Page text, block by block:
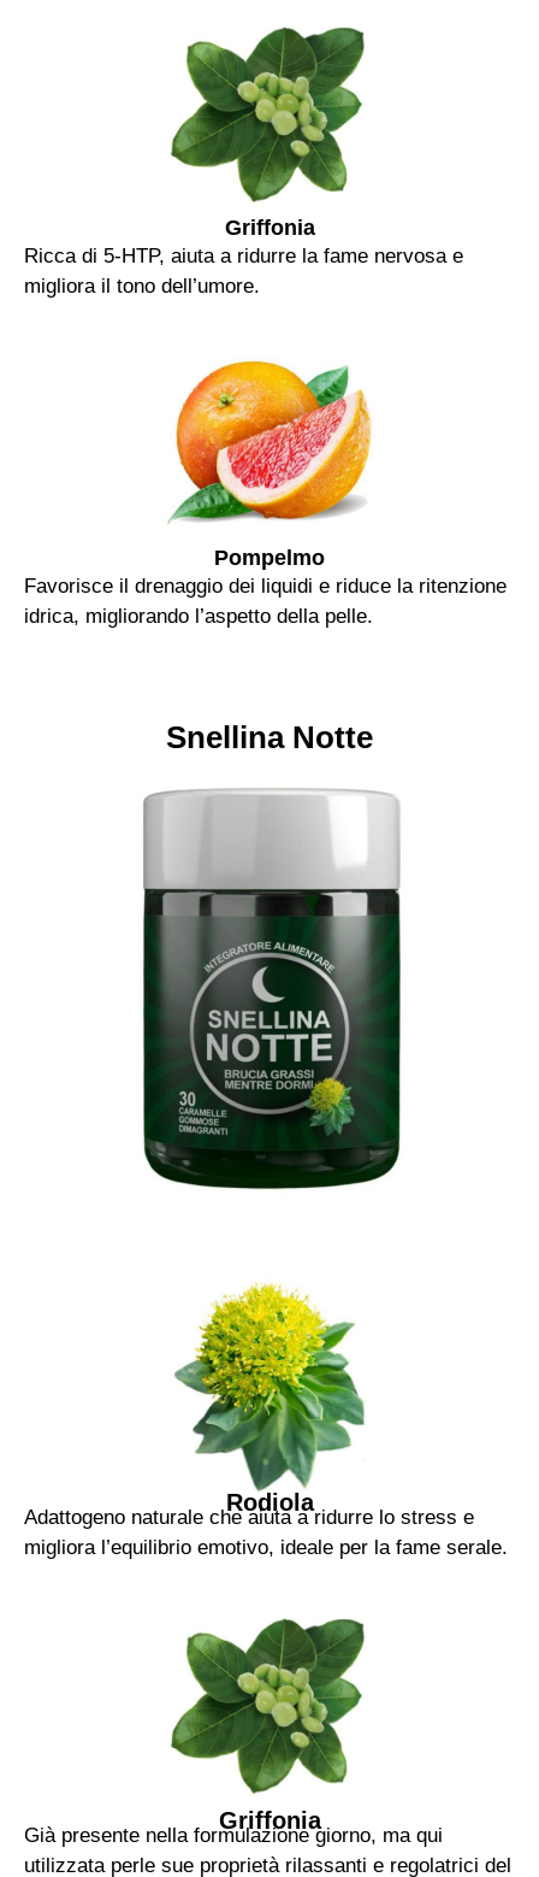
Griffonia
Ricca di 5-HTP, aiuta a ridurre la fame nervosa e
migliora il tono dell’umore.
Pompelmo
Favorisce il drenaggio dei liquidi e riduce la ritenzione
idrica, migliorando l’aspetto della pelle.
Snellina Notte
Rodiola
Adattogeno naturale che aiuta a ridurre lo stress e
migliora l’equilibrio emotivo, ideale per la fame serale.
Griffonia
Già presente nella formulazione giorno, ma qui
utilizzata perle sue proprietà rilassanti e regolatrici del